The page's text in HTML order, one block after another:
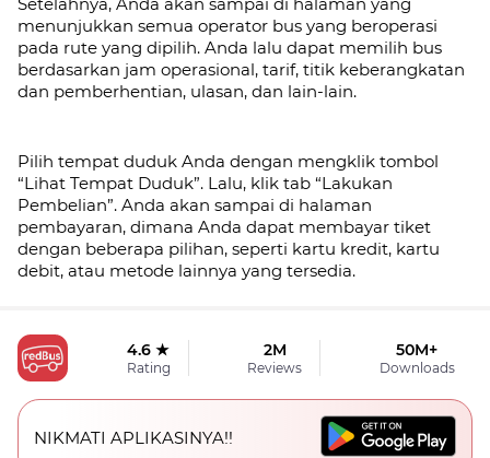
menunjukkan semua operator bus yang beroperasi
pada rute yang dipilih. Anda lalu dapat memilih bus
berdasarkan jam operasional, tarif, titik keberangkatan
dan pemberhentian, ulasan, dan lain-lain.
Pilih tempat duduk Anda dengan mengklik tombol
“Lihat Tempat Duduk”. Lalu, klik tab “Lakukan
Pembelian”. Anda akan sampai di halaman
pembayaran, dimana Anda dapat membayar tiket
dengan beberapa pilihan, seperti kartu kredit, kartu
debit, atau metode lainnya yang tersedia.
4.6 ★
Rating
2M
Reviews
50M+
Downloads
NIKMATI APLIKASINYA!!